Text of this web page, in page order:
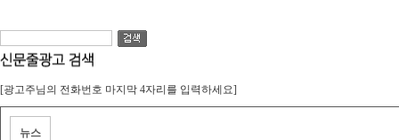
[광고주님의 전화번호 마지막 4자리를 입력하세요]
뉴스